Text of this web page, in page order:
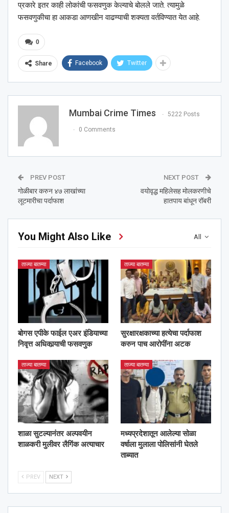
प्रकारे इतर काही लोकांची फसवणुक केल्याचे बोलले जाते. त्यामुळे
फसवणुकीचा हा आकडा आणखीन वाढण्याची शक्यता वर्तविण्यात येत आहे.
0
Share Facebook Twitter
Mumbai Crime Times 5222 Posts
0 Comments
PREV POST
गोळीबार करुन ४७ लाखांच्या
लूटमारीचा पर्दाफाश
NEXT POST
वयोवृद्ध महिलेसह मोलकरणीचे
हातपाय बांधून रॉबरी
All
You Might Also Like
ताज्या बातम्या
बोगस एपीके फाईल एअर इंडियाच्या
निवृत्त अधिकार्‍याची फसवणुक
ताज्या बातम्या
सुरक्षारक्षकाच्या हत्येचा पर्दाफाश
करुन पाच आरोपींना अटक
ताज्या बातम्या
शाळा सुटल्यानंतर अल्पवयीन
शाळकरी मुलीवर लैगिंक अत्याचार
ताज्या बातम्या
मध्यप्रदेशातून आलेल्या सोळा
वर्षाला मुलाला पोलिसांनी घेतले
ताब्यात
PREV NEXT